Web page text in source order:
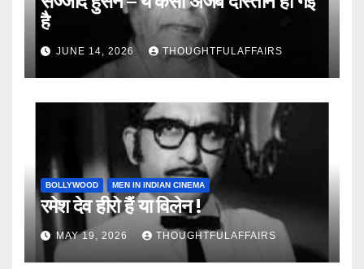
है
JUNE 14, 2026 THOUGHTFULAFFAIRS
BOLLYWOOD MEN IN INDIAN CINEMA
रमेश देव हीरो हैं या विलेन !
MAY 19, 2026 THOUGHTFULAFFAIRS